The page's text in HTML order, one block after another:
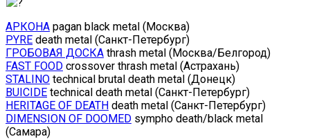
АРКОНА pagan black metal (Москва)
PYRE death metal (Санкт-Петербург)
ГРОБОВАЯ ДОСКА thrash metal (Москва/Белгород)
FAST FOOD crossover thrash metal (Астрахань)
STALINO technical brutal death metal (Донецк)
BUICIDE technical death metal (Санкт-Петербург)
HERITAGE OF DEATH death metal (Санкт-Петербург)
DIMENSION OF DOOMED sympho death/black metal
(Самара)